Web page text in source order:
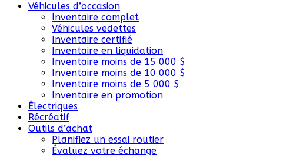
Véhicules d’occasion
Inventaire complet
Véhicules vedettes
Inventaire certifié
Inventaire en liquidation
Inventaire moins de 15 000 $
Inventaire moins de 10 000 $
Inventaire moins de 5 000 $
Inventaire en promotion
Électriques
Récréatif
Outils d’achat
Planifiez un essai routier
Évaluez votre échange